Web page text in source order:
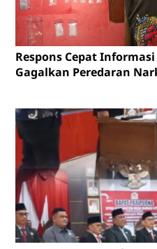
Respons Cepat Informasi
Gagalkan Peredaran